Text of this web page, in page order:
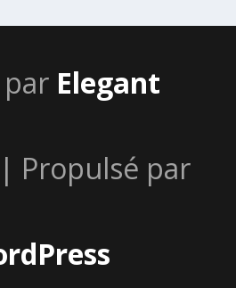
Elegant
| Propulsé par